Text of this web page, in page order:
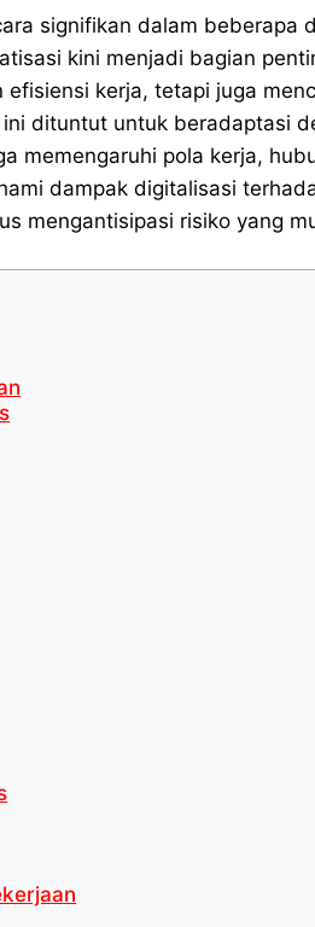
signifikan dalam beberapa
kini menjadi bagian
kerja, tetapi juga
dituntut untuk beradaptasi
memengaruhi pola kerja,
dampak digitalisasi
mengantisipasi risiko yang